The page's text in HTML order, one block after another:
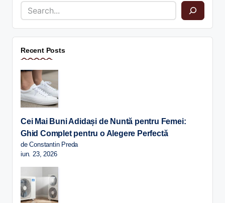
Recent Posts
Cei Mai Buni Adidași de Nuntă pentru Femei:
Ghid Complet pentru o Alegere Perfectă
de Constantin Preda
iun. 23, 2026